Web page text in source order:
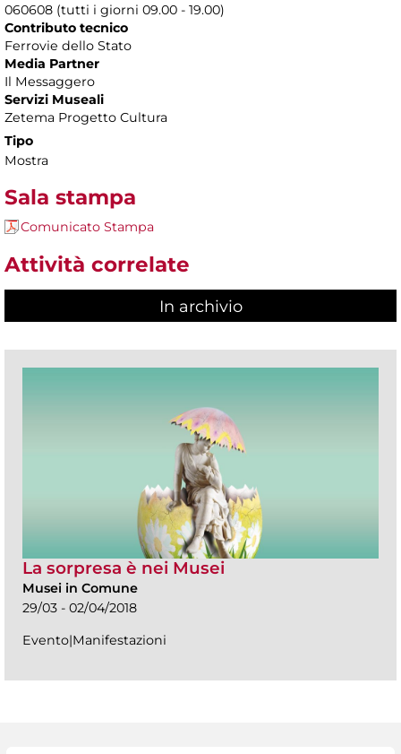
060608 (tutti i giorni 09.00 - 19.00)
Contributo tecnico
Ferrovie dello Stato
Media Partner
Il Messaggero
Servizi Museali
Zetema Progetto Cultura
Tipo
Mostra
Sala stampa
Comunicato Stampa
Attività correlate
In archivio
La sorpresa è nei Musei
Musei in Comune
29/03 - 02/04/2018
Evento|Manifestazioni